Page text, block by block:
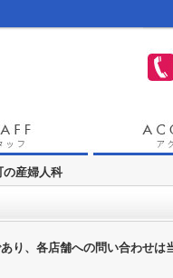
の産婦人科
り、各店舗への問い合わせは